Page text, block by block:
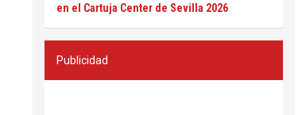
en el Cartuja Center de Sevilla 2026
Publicidad